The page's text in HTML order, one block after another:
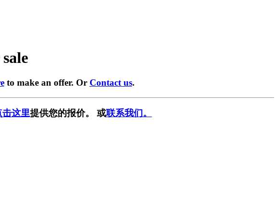
to make an offer. Or Contact us.
击这里提供您的报价。 或联系我们。